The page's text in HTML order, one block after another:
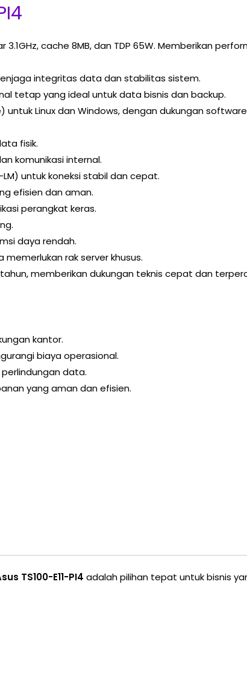
cache 8MB, dan TDP 65W. Memberikan
menjaga integritas data dan stabilitas sistem.
tetap yang ideal untuk data bisnis dan backup.
Linux dan Windows, dengan dukungan software
fisik.
komunikasi internal.
LM) untuk koneksi stabil dan cepat.
efisien dan aman.
perangkat keras.
daya rendah.
rak server khusus.
memberikan dukungan teknis cepat dan
kantor.
biaya operasional.
perlindungan data.
yang aman dan efisien.
TS100-E11-PI4 adalah pilihan tepat untuk bisnis